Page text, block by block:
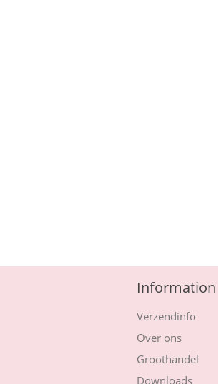
Information
Verzendinfo
Over ons
Groothandel
Downloads